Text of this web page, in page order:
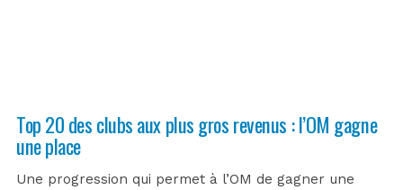
Top 20 des clubs aux plus gros revenus : l’OM gagne
une place
Une progression qui permet à l’OM de gagner une